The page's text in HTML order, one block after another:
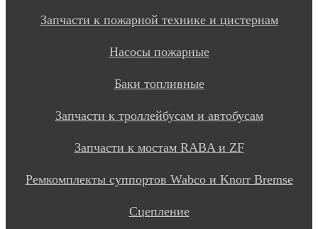
Запчасти к пожарной технике и цистернам
Насосы пожарные
Баки топливные
Запчасти к троллейбусам и автобусам
Запчасти к мостам RABA и ZF
Ремкомплекты суппортов Wabco и Knorr Bremse
Сцепление